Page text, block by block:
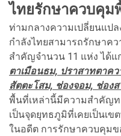
ไทยรักษาควบคุม
ท่ามกลางความเปลี่ยนแป
กำลังไทยสามารถรักษาค
สำคัญจำนวน 11 แห่ง ได้แ
ตาเมือนธม, ปราสาทตาค
สัตตะโสม, ช่องจอม, ช่อง
พื้นที่เหล่านี้มีความสำคัญ
เป็นจุดยุทธภูมิที่เคยเป็นเ
ในอดีต การรักษาควบคุมข